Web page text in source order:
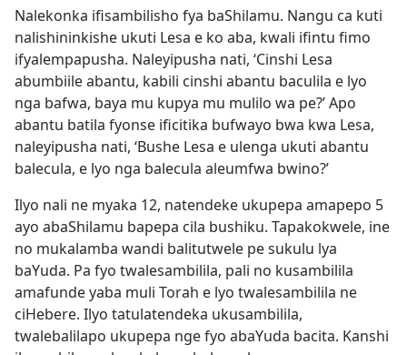
Nalekonka ifisambilisho fya baShilamu. Nangu ca kuti
nalishininkishe ukuti Lesa e ko aba, kwali ifintu fimo
ifyalempapusha. Naleyipusha nati, ‘Cinshi Lesa
abumbiile abantu, kabili cinshi abantu baculila e lyo
nga bafwa, baya mu kupya mu mulilo wa pe?’ Apo
abantu batila fyonse ificitika bufwayo bwa kwa Lesa,
naleyipusha nati, ‘Bushe Lesa e ulenga ukuti abantu
balecula, e lyo nga balecula aleumfwa bwino?’
Ilyo nali ne myaka 12, natendeke ukupepa amapepo 5
ayo abaShilamu bapepa cila bushiku. Tapakokwele, ine
no mukalamba wandi balitutwele pe sukulu lya
baYuda. Pa fyo twalesambilila, pali no kusambilila
amafunde yaba muli Torah e lyo twalesambilila ne
ciHebere. Ilyo tatulatendeka ukusambilila,
twalebalilapo ukupepa nge fyo abaYuda bacita. Kanshi